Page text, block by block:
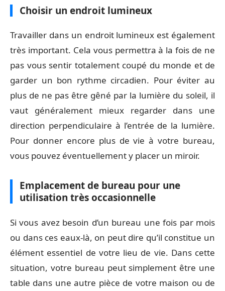
Choisir un endroit lumineux
Travailler dans un endroit lumineux est également
très important. Cela vous permettra à la fois de ne
pas vous sentir totalement coupé du monde et de
garder un bon rythme circadien. Pour éviter au
plus de ne pas être gêné par la lumière du soleil, il
vaut généralement mieux regarder dans une
direction perpendiculaire à l’entrée de la lumière.
Pour donner encore plus de vie à votre bureau,
vous pouvez éventuellement y placer un miroir.
Emplacement de bureau pour une
utilisation très occasionnelle
Si vous avez besoin d’un bureau une fois par mois
ou dans ces eaux-là, on peut dire qu’il constitue un
élément essentiel de votre lieu de vie. Dans cette
situation, votre bureau peut simplement être une
table dans une autre pièce de votre maison ou de